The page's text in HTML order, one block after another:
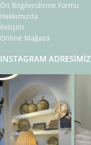
Ön Bilgilendirme Formu
Hakkımızda
İletişim
Online Mağaza
INSTAGRAM ADRESIMIZ